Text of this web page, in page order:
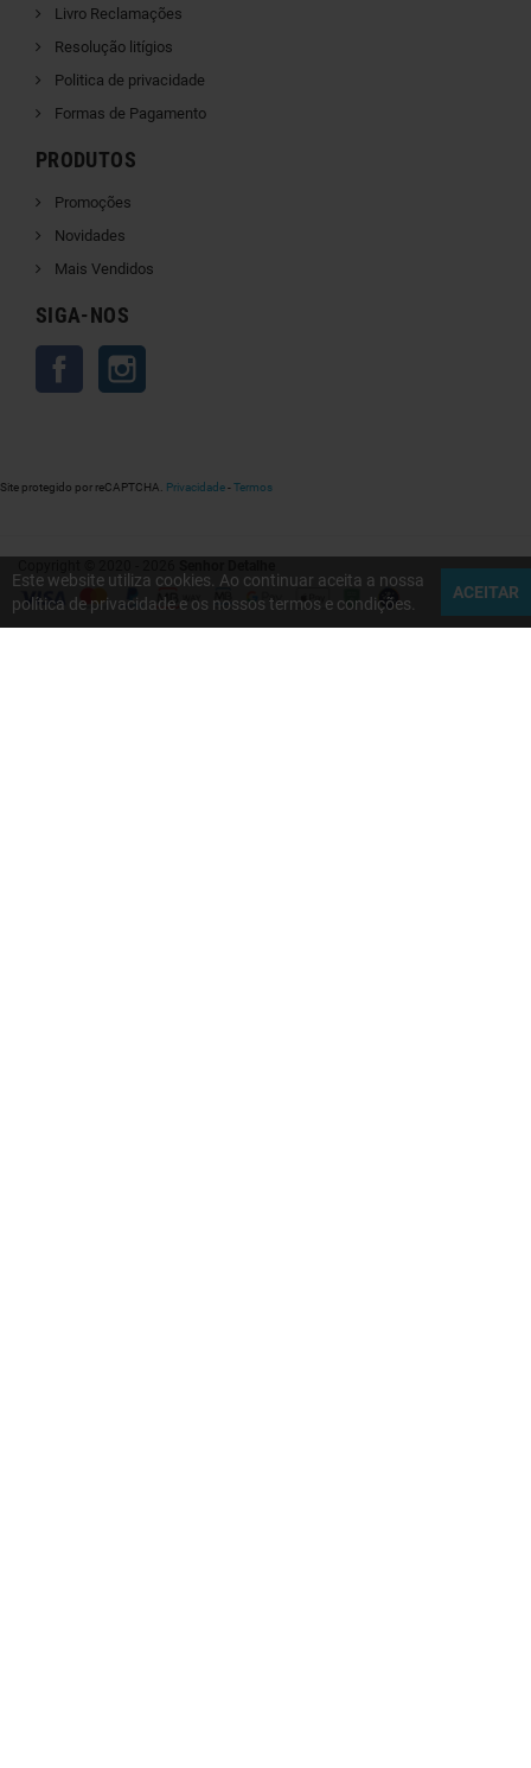
Livro Reclamações
Resolução litígios
Politica de privacidade
Formas de Pagamento
PRODUTOS
Promoções
Novidades
Mais Vendidos
SIGA-NOS
Facebook
Site protegido por reCAPTCHA. Privacidade-Termos
Este website utiliza cookies. Ao continuar aceita a nossa
política de privacidade e os nossos termos e condições.
ACEITAR